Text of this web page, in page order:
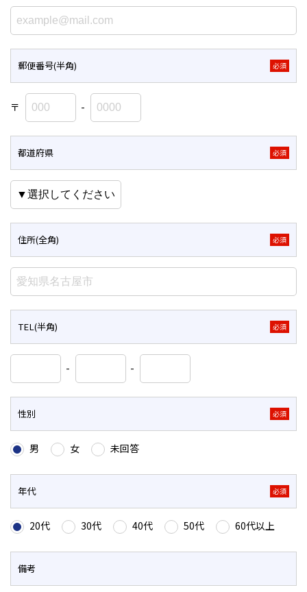
郵便番号(半角) 必須
〒 -
都道府県 必須
住所(全角) 必須
TEL(半角) 必須
- -
性別 必須
男 女 未回答
年代 必須
20代 30代 40代 50代 60代以上
備考